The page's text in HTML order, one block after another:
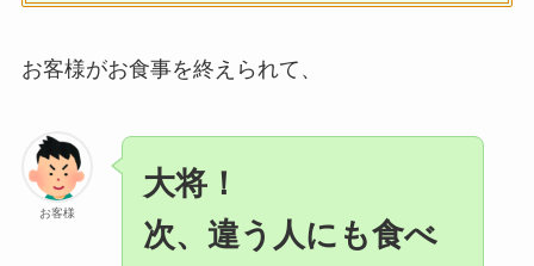
お客様がお食事を終えられて、
お客様
大将！
次、違う人にも食べ